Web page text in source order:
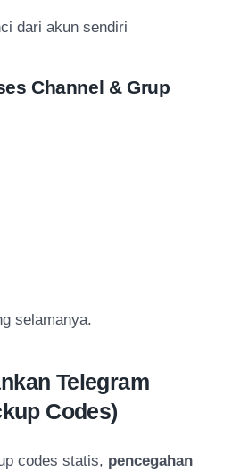
dari akun sendiri
Channel & Grup
selamanya.
Telegram
Codes)
codes statis, pencegahan